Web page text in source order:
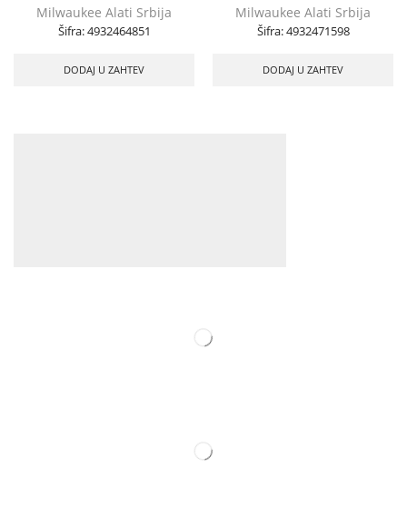
Milwaukee Alati Srbija
Šifra:4932464851
DODAJ U ZAHTEV
Milwaukee Alati Srbija
Šifra:4932471598
DODAJ U ZAHTEV